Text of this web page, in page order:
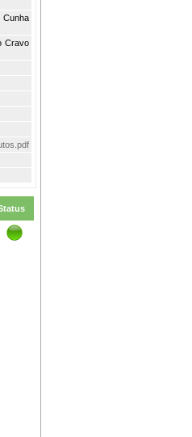
Cunha
Cravo